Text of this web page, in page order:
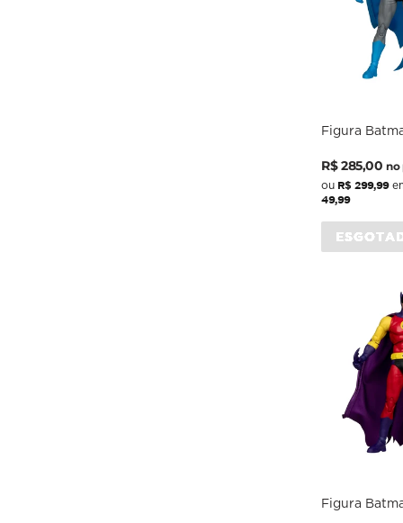
Figura
Comics - 7
Preço
normal
Preço
R$ 285,00no
ou R$ 299,99
49,99
Figura